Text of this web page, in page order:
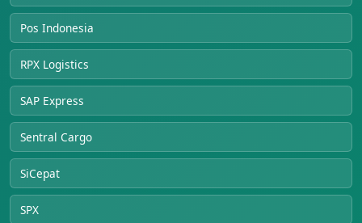
Pos Indonesia
RPX Logistics
SAP Express
Sentral Cargo
SiCepat
SPX